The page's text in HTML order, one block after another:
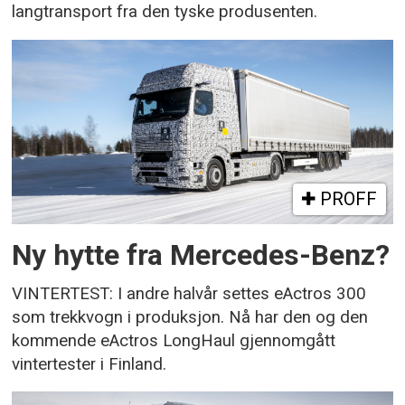
langtransport fra den tyske produsenten.
PROFF
Ny hytte fra Mercedes-Benz?
VINTERTEST: I andre halvår settes eActros 300
som trekkvogn i produksjon. Nå har den og den
kommende eActros LongHaul gjennomgått
vintertester i Finland.